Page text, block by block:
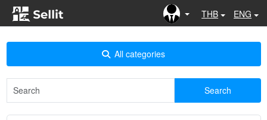
THB ENG
All categories
Search